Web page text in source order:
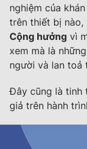
nghiệm của
trên thiết bị nào,
Cộng hưởng vì
xem mà là
người và lan toả
Đây cũng là tinh
giả trên hành